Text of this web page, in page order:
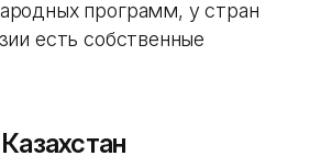
программ, у стран
есть собственные